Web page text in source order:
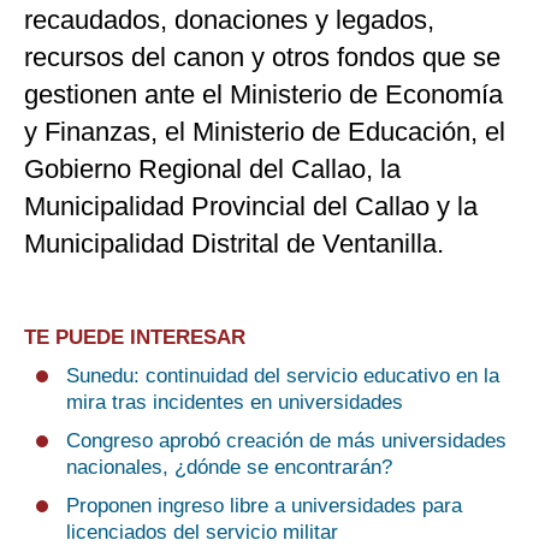
recaudados, donaciones y legados,
recursos del canon y otros fondos que se
gestionen ante el Ministerio de Economía
y Finanzas, el Ministerio de Educación, el
Gobierno Regional del Callao, la
Municipalidad Provincial del Callao y la
Municipalidad Distrital de Ventanilla.
TE PUEDE INTERESAR
Sunedu: continuidad del servicio educativo en la
mira tras incidentes en universidades
Congreso aprobó creación de más universidades
nacionales, ¿dónde se encontrarán?
Proponen ingreso libre a universidades para
licenciados del servicio militar